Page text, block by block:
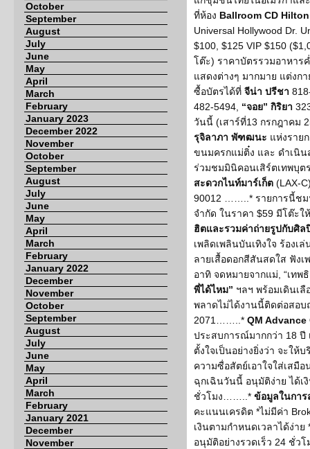
October
September
August
July
June
May
April
March
February
January 2023
December 2022
November
October
September
August
July
June
May
April
March
February
January 2022
December
November
October
September
August
July
June
May
April
March
February
January 2021
December
November
ที่ห้อง Ballroom CD Hilton
Universal Hollywood Dr.
$100, $125 VIP $150
โต๊ะ) ราคาบัตรรวมอาหา
แสดงต่างๆ มากมาย แต่งก
ซื้อบัตรได้ที่ จีน่า ปรีชา
482-5494, “จอย” กิริยา
วันนี้ (เสาร์ที่13 กรกฎาคม
รุจิลาภา พัฑฒนะ แห่งราย
ขนมครกแม่ติ๋ง และ ดำเนิ
ร่วมชมมินิคอนเสิร์ตเทพบุต
สะดวกไนท์มาร์เก็ต (LAX-
90012 ……..* รายการนี้ชม
จำกัด ในราคา $59 มีโต๊ะใ
ฮิตและรวมค่าถ่ายรูปกับศิล
เพลิดเพลินบันเทิงใจ ร้องเ
ลายเสื้อดอกสีสันสดใส ฟัง
อาทิ จดหมายจากแม่, “เทพ
พี่ได้ไหม” ฯลฯ พร้อมเดินเ
พลาดไม่ได้งานนี้ติดต่อสอบ
2071……..* QM
ประสบการณ์มากกว่า 18 ปี
ตั้งใจเป็นอย่างยิ่งว่า จะให้
ความซื่อสัตย์เอาใจใส่เสมื
ฉุกเฉินวันนี้ อนุมัติง่าย ได้เ
ชั่วโมง……..* ข้อมูลในการ
คะแนนเครดิต *ไม่มีค่า
เงินตามกำหนดเวลาได้ง่า
อนุมัติอย่างรวดเร็ว 24 ชั่